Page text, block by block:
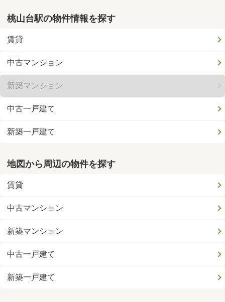
桃山台駅の物件情報を探す
賃貸
中古マンション
新築マンション
中古一戸建て
新築一戸建て
地図から周辺の物件を探す
賃貸
中古マンション
新築マンション
中古一戸建て
新築一戸建て